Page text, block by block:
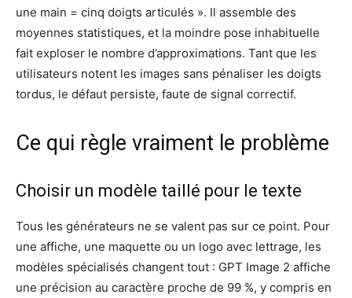
une main = cinq doigts articulés ». Il assemble des
moyennes statistiques, et la moindre pose inhabituelle
fait exploser le nombre d’approximations. Tant que les
utilisateurs notent les images sans pénaliser les doigts
tordus, le défaut persiste, faute de signal correctif.
Ce qui règle vraiment le problème
Choisir un modèle taillé pour le texte
Tous les générateurs ne se valent pas sur ce point. Pour
une affiche, une maquette ou un logo avec lettrage, les
modèles spécialisés changent tout : GPT Image 2 affiche
une précision au caractère proche de 99 %, y compris en